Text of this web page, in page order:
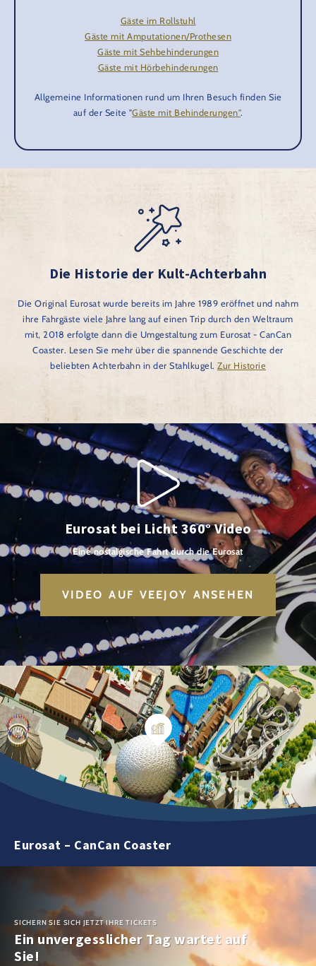
Gäste im Rollstuhl
Gäste mit Amputationen/Prothesen
Gäste mit Sehbehinderungen
Gäste mit Hörbehinderungen
Allgemeine Informationen rund um Ihren Besuch finden Sie
auf der Seite "Gäste mit Behinderungen".
Die Historie der Kult-Achterbahn
Die Original Eurosat wurde bereits im Jahre 1989 eröffnet und nahm
ihre Fahrgäste viele Jahre lang auf einen Trip durch den Weltraum
mit, 2018 erfolgte dann die Umgestaltung zum Eurosat - CanCan
Coaster. Lesen Sie mehr über die spannende Geschichte der
beliebten Achterbahn in der Stahlkugel. Zur Historie
Eurosat bei Licht 360° Video
Eine nostalgische Fahrt durch die Eurosat
VIDEO AUF VEEJOY ANSEHEN
Eurosat – CanCan Coaster
SICHERN SIE SICH JETZT IHRE TICKETS
Ein unvergesslicher Tag wartet auf
Sie!